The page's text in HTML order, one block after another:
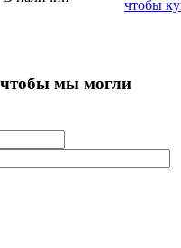
чтобы
чтобы мы могли